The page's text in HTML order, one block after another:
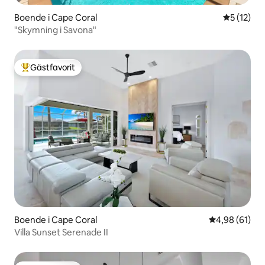
Boende i Cape Coral 5 av 5 i
5 (12)
"Skymning i Savona"
Populär gästfavorit
Gästfavorit
Boende i Cape Coral 4,98 av 5 i
4,98 (61)
Villa Sunset Serenade II